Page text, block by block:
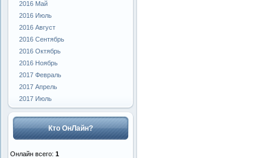
2016 Май
2016 Июль
2016 Август
2016 Сентябрь
2016 Октябрь
2016 Ноябрь
2017 Февраль
2017 Апрель
2017 Июль
Кто ОнЛайн?
Онлайн всего: 1